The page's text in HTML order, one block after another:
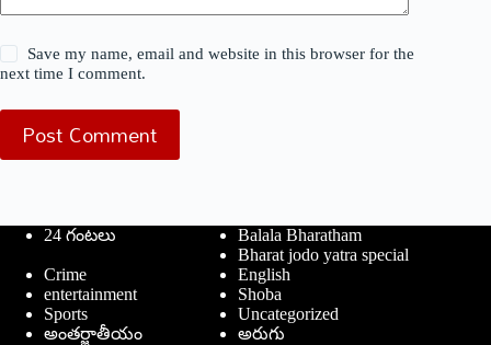
Save my name, email and website in this browser for the
next time I comment.
Post Comment
24 గంటలు
Balala Bharatham
Bharat jodo yatra special
Crime
English
entertainment
Shoba
Sports
Uncategorized
అంతర్జాతీయం
అరుగు